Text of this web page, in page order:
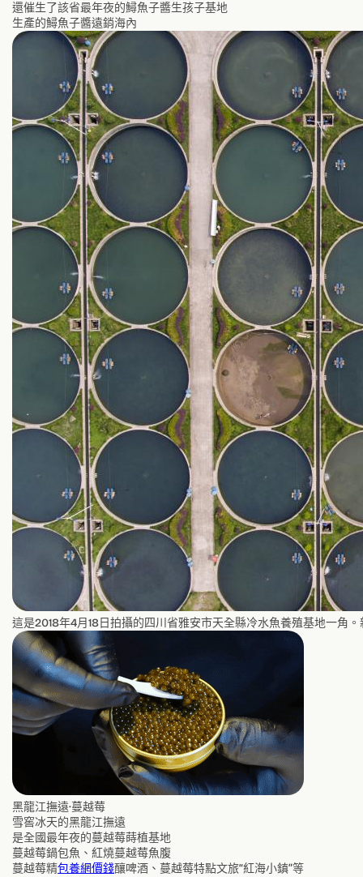
還催生了該省最年夜的鱘魚子醬生孩子基地
生產的鱘魚子醬遠銷海內
這是2018年4月18日拍攝的四川省雅安市天全縣冷水魚養殖基地一角
黑龍江撫遠·蔓越莓
雪窖冰天的黑龍江撫遠
是全國最年夜的蔓越莓蒔植基地
蔓越莓鍋包魚、紅燒蔓越莓魚腹
蔓越莓精包養網價錢釀啤酒、蔓越莓特點文旅“紅海小鎮”等